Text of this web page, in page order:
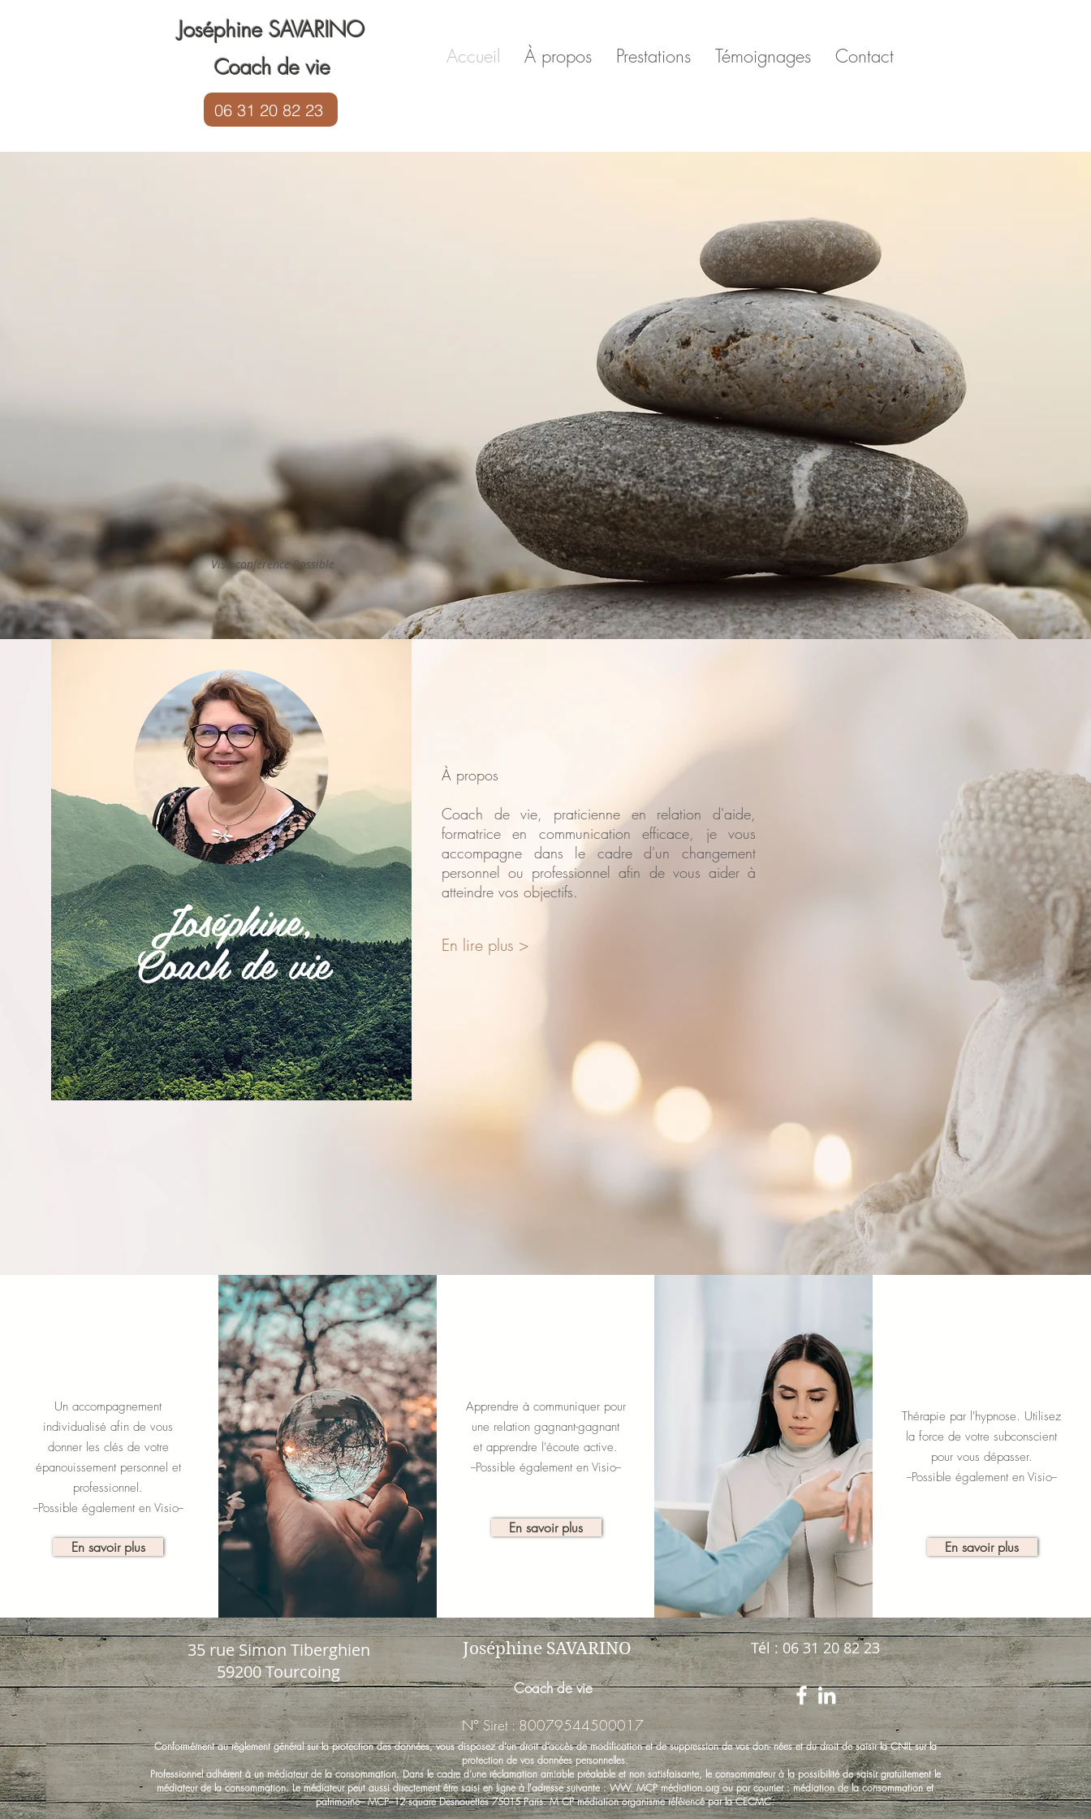
Joséphine SAVARINO
Coach de vie
06 31 20 82 23
Accueil À propos Prestations Témoignages Contact
Visioconférence Possible
Joséphine,
Coach de vie
À propos
Coach de vie, praticienne en relation d'aide,
formatrice en communication efficace, je vous
accompagne dans le cadre d'un changement
personnel ou professionnel afin de vous aider à
atteindre vos objectifs.
En lire plus >
Un accompagnement
individualisé afin de vous
donner les clés de votre
épanouissement personnel et
professionnel.
--Possible également en Visio--
En savoir plus
Apprendre à communiquer pour
une relation gagnant-gagnant
et apprendre l'écoute active.
--Possible également en Visio--
En savoir plus
Thérapie par l'hypnose. Utilisez
la force de votre subconscient
pour vous dépasser.
--Possible également en Visio--
En savoir plus
35 rue Simon Tiberghien
59200 Tourcoing
Joséphine SAVARINO
Coach de vie
N° Siret : 80079544500017
Tél : 06 31 20 82 23
Conformément au règlement général sur la protection des données, vous disposez d’un droit d’accès de modification et de suppression de vos don- nées et du droit de saisir la CNIL sur la
protection de vos données personnelles.
Professionnel adhérent à un médiateur de la consommation. Dans le cadre d’une réclamation amiable préalable et non satisfaisante, le consommateur à la possibilité de saisir gratuitement le
médiateur de la consommation. Le médiateur peut aussi directement être saisi en ligne à l'adresse suivante : WW. MCP médiation.org ou par courrier : médiation de la consommation et
patrimoine– MCP–12 square Desnouettes 75015 Paris. M CP médiation organisme référencé par la CECMC.